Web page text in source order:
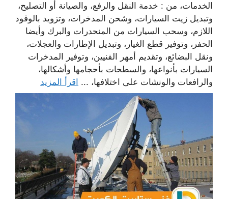
الخدمات، من : خدمة النقل والرفع، والصيانة أو التصليح،
وتبديل زيت السيارات، وشحن المدخرات، وتزويد بالوقود
اللازم، وسحب السيارات من المنحدرات والبرك وأيضا
الحفر، وتوفير قطع الغيار، وتبديل الإطارات والعجلات،
ونقل البضائع، وتقديم أمهر الفنيين، وتوفير المدخرات
السيارات بأنواعها، والسطحات بأحجامها وأشكالها،
والرافعات والونشات على اختلافها، ... اقرأ المزيد